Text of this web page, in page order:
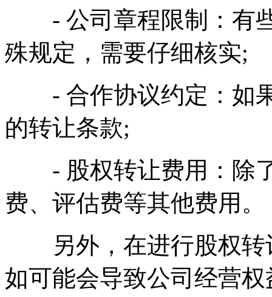
- 公司章程限制：有些
殊规定，需要仔细核实;
- 合作协议约定：如果
的转让条款;
- 股权转让费用：除了
费、评估费等其他费用。
另外，在进行股权转
如可能会导致公司经营